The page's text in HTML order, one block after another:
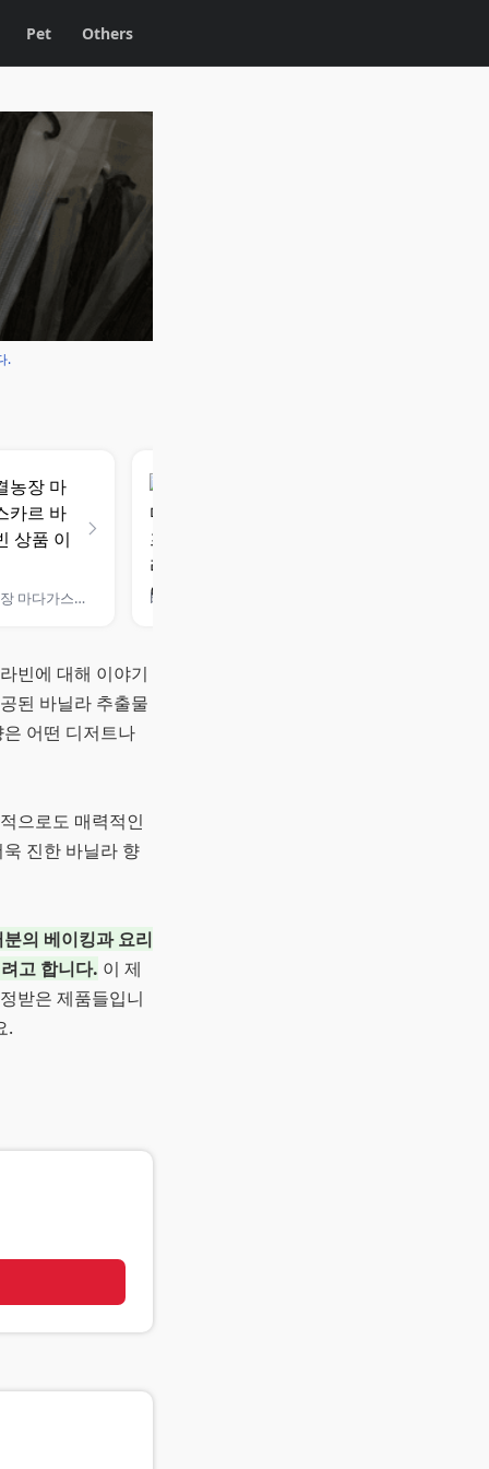
Pet Others
.
한결농장 마다가스카르 바닐라빈
빈에 대해 이야기
된 바닐라 추출물
어떤 디저트나
으로도 매력적인
진한 바닐라 향
의 베이킹과 요리
고 합니다. 이 제
받은 제품들입니
.